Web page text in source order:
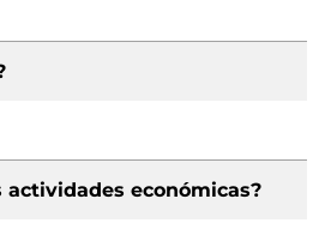
actividades económicas?